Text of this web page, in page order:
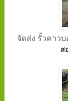
จัดส่ง รั้วคาว
ส